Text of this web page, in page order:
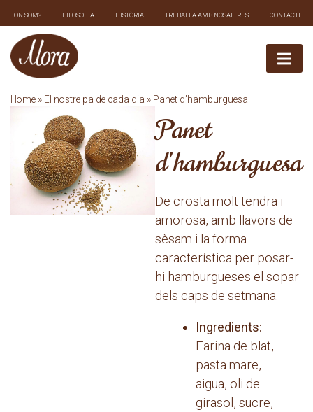
to
content
ON SOM? FILOSOFIA HISTÒRIA TREBALLA AMB NOSALTRES CONTACTE
Home » El nostre pa de cada dia » Panet d’hamburguesa
Panet
d’hamburguesa
De crosta molt tendra i
amorosa, amb llavors de
sèsam i la forma
característica per posar-
hi hamburgueses el sopar
dels caps de setmana.
Ingredients:
Farina de blat,
pasta mare,
aigua, oli de
girasol, sucre,